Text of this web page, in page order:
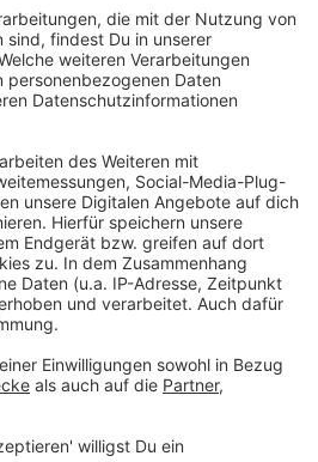
standortübergreifend
sollen einheitliche
Abläufe in der Versorgung
betont, dass die
Haus liegt und dadurch
sind. Gerade in Notfällen
wichtige Rolle. Das gilt
im Haus als auch für die
deutlich